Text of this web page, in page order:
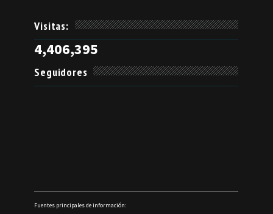
Visitas:
4,406,395
Seguidores
Fuentes principales de información: